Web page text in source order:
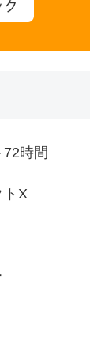
時間
トX